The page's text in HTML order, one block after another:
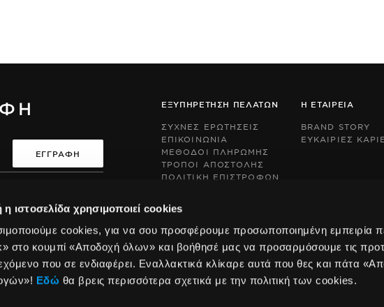
η ιστοσελίδα χρησιμοποιεί cookies
cookies, για να σου προσφέρουμε προσωποποιημένη εμπειρία
στο κουμπί «Αποδοχή όλων» και βοήθησέ μας να προσαρμόσουμε τις
που σε ενδιαφέρει. Εναλλακτικά κλίκαρε αυτά που θες και πάτα
Εδώ θα βρεις περισσότερα σχετικά με την πολιτική των cookies.
είναι σύμφωνη με
is
protected
by
reCAPTCHA
and
the
Google
Privacy
is
protected
by
reCAPTCHA
and
the
Google
Privacy
ΕΞΥΠΗΡΕΤΗΣΗ ΠΕΛΑΤΩΝ
ΣΥΧΝΕΣ ΕΡΩΤΗΣΕΙΣ
ΕΠΙΚΟΙΝΩΝΙΑ
ΜΕΘΟΔΟΙ ΠΛΗΡΩΜΗΣ
ΤΡΟΠΟΙ ΑΠΟΣΤΟΛΗΣ
ΠΟΛΙΤΙΚΗ ΕΠΙΣΤΡΟΦΩΝ
Η ΕΤΑΙΡΕΙΑ
BRAND STORY
ΕΥΚΑΙΡΙΕΣ